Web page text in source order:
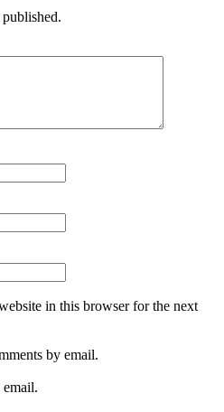
in this browser for the next
by email.